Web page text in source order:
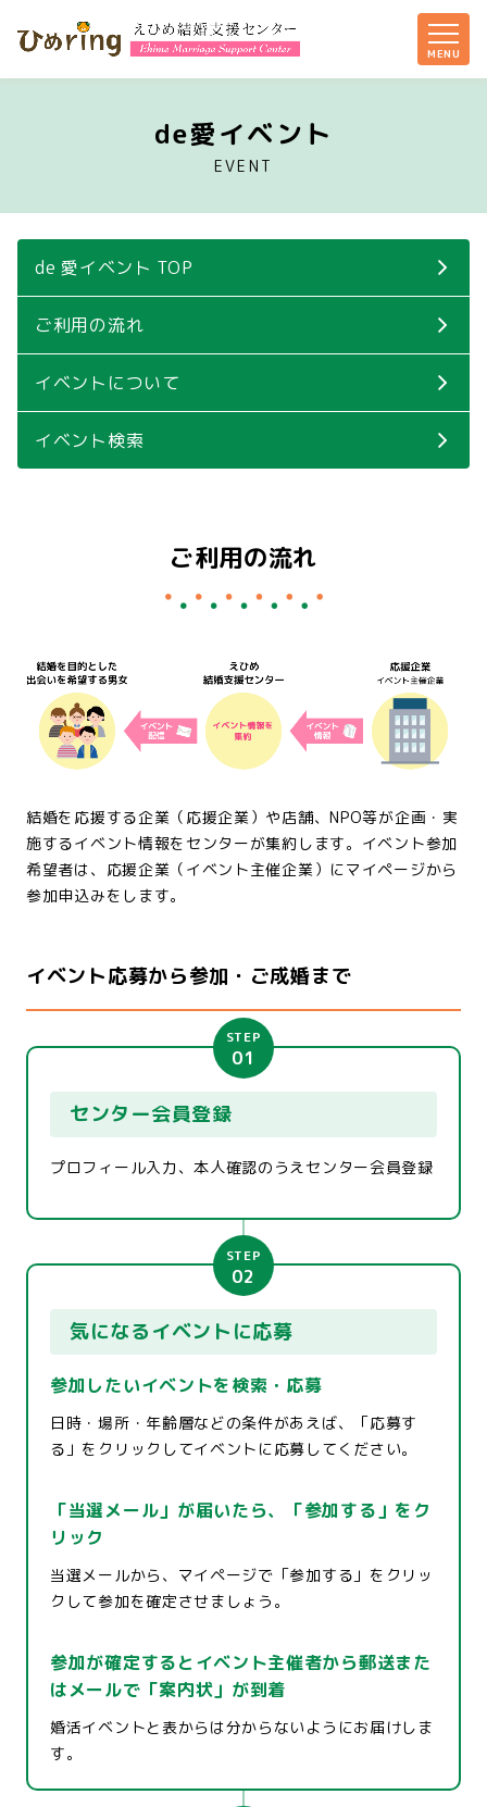
de愛イベント
EVENT
de 愛イベント TOP
ご利用の流れ
イベントについて
イベント検索
ご利用の流れ
結婚を応援する企業（応援企業）や店舗、NPO等が企画・実
施するイベント情報をセンターが集約します。イベント参加
希望者は、応援企業（イベント主催企業）にマイページから
参加申込みをします。
イベント応募から参加・ご成婚まで
センター会員登録
プロフィール入力、本人確認のうえセンター会員登録
STEP
01
気になるイベントに応募
STEP
02
参加したいイベントを検索・応募
日時・場所・年齢層などの条件があえば、「応募す
る」をクリックしてイベントに応募してください。
「当選メール」が届いたら、「参加する」をク
リック
当選メールから、マイページで「参加する」をクリッ
クして参加を確定させましょう。
参加が確定するとイベント主催者から郵送また
はメールで「案内状」が到着
婚活イベントと表からは分からないようにお届けしま
す。